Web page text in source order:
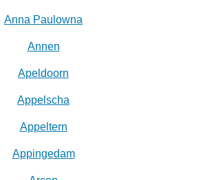
Anna Paulowna
Annen
Apeldoorn
Appelscha
Appeltern
Appingedam